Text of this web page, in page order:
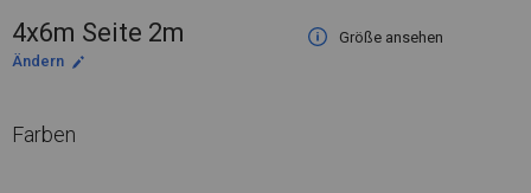
4x6m Seite 2m
Größe ansehen
Ändern
Farben